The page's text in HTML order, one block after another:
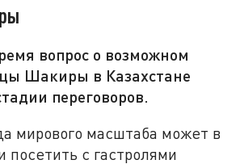
вопрос о возможном
Шакиры в Казахстане
переговоров.
мирового масштаба может в
посетить с гастролями